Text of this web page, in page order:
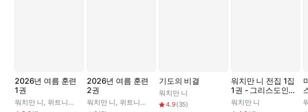
2026년 여름 훈련
1권
워치만 니, 위트니스 리
2026년 여름 훈련
2권
워치만 니, 위트니스 리
기도의 비결
워치만 니
4.9(35)
워치만 니 전집 1집
1권 - 그리스도인
의 생활과 영적 전
쟁
워치만 니